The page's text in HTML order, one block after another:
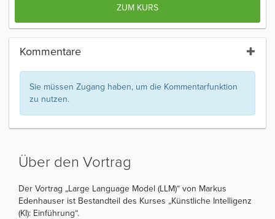
ZUM KURS
Kommentare
Sie müssen Zugang haben, um die Kommentarfunktion
zu nutzen.
Über den Vortrag
Der Vortrag „Large Language Model (LLM)“ von Markus
Edenhauser ist Bestandteil des Kurses „Künstliche Intelligenz
(KI): Einführung“.